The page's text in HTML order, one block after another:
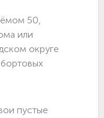
50,
или
округе
пустые